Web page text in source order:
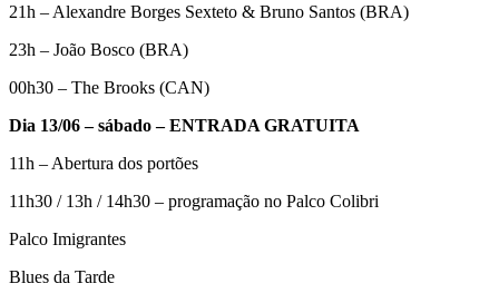
21h – Alexandre Borges Sexteto & Bruno Santos (BRA)
23h – João Bosco (BRA)
00h30 – The Brooks (CAN)
Dia 13/06 – sábado – ENTRADA GRATUITA
11h – Abertura dos portões
11h30 / 13h / 14h30 – programação no Palco Colibri
Palco Imigrantes
Blues da Tarde